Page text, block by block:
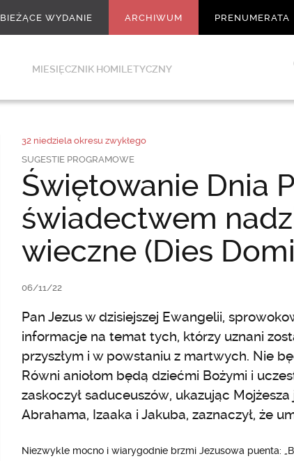
BIEŻĄCE WYDANIE ARCHIWUM PRENUMERATA
MIESIĘCZNIK HOMILETYCZNY
32 niedziela okresu zwykłego
SUGESTIE PROGRAMOWE
Świętowanie Dnia
świadectwem
wieczne (Dies
06/11/22
Pan Jezus w dzisiejszej Ewangelii,
informacje na temat tych, którzy uznani
przyszłym i w powstaniu z martwych. Nie
Równi aniołom będą dziećmi Bożymi i
zaskoczył saduceuszów, ukazując
Abrahama, Izaaka i Jakuba, zaznaczył, że
Niezwykle mocno i wiarygodnie brzmi Jezusowa puenta: